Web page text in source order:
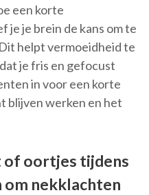
een korte
je je brein de kans om te
helpt vermoeidheid te
je fris en gefocust
in voor een korte
blijven werken en het
of oortjes tijdens
nekklachten